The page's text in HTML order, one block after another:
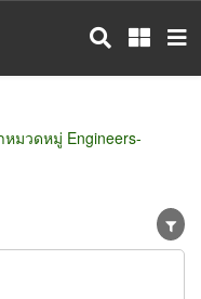
มวดหมู่ Engineers-